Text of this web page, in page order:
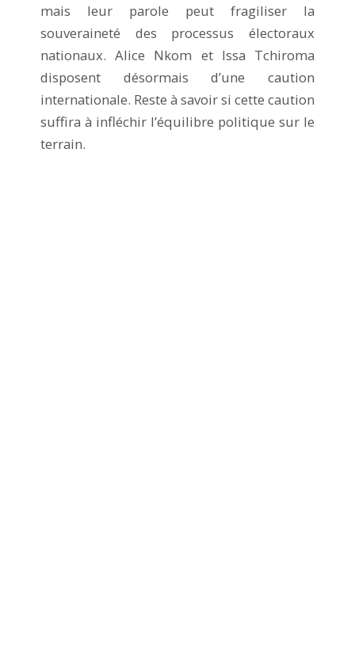
mais leur parole peut fragiliser la
souveraineté des processus électoraux
nationaux. Alice Nkom et Issa Tchiroma
disposent désormais d’une caution
internationale. Reste à savoir si cette caution
suffira à infléchir l’équilibre politique sur le
terrain.